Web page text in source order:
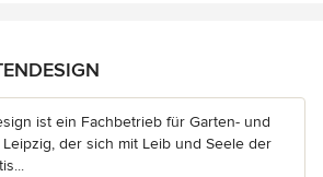
ist ein Fachbetrieb für Garten- und
der sich mit Leib und Seele der